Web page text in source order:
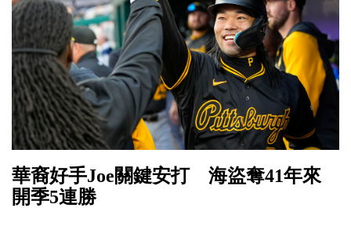
華裔好手Joe關鍵安打 海盜奪41年來
開季5連勝